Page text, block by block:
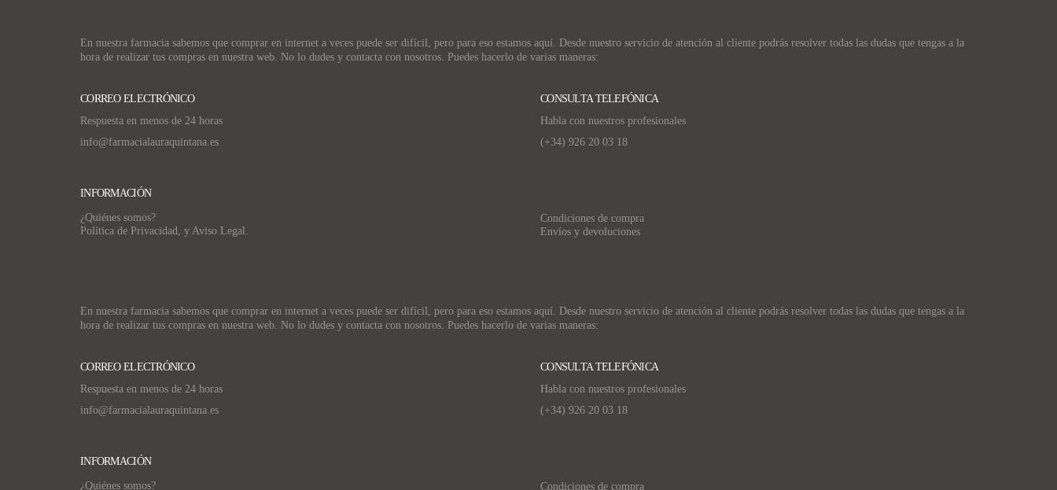
En nuestra farmacia sabemos que comprar en internet a veces puede ser difícil, pero para eso estamos aquí. Desde nuestro servicio de atención al cliente podrás resolver todas las dudas que tengas a la
hora de realizar tus compras en nuestra web. No lo dudes y contacta con nosotros. Puedes hacerlo de varias maneras:
CORREO ELECTRÓNICO
Respuesta en menos de 24 horas
info@farmacialauraquintana.es
CONSULTA TELEFÓNICA
Habla con nuestros profesionales
(+34) 926 20 03 18
INFORMACIÓN
¿Quiénes somos?
Política de Privacidad, y Aviso Legal.
Condiciones de compra
Envíos y devoluciones
En nuestra farmacia sabemos que comprar en internet a veces puede ser difícil, pero para eso estamos aquí. Desde nuestro servicio de atención al cliente podrás resolver todas las dudas que tengas a la
hora de realizar tus compras en nuestra web. No lo dudes y contacta con nosotros. Puedes hacerlo de varias maneras:
CORREO ELECTRÓNICO
Respuesta en menos de 24 horas
info@farmacialauraquintana.es
CONSULTA TELEFÓNICA
Habla con nuestros profesionales
(+34) 926 20 03 18
INFORMACIÓN
¿Quiénes somos?
Condiciones de compra